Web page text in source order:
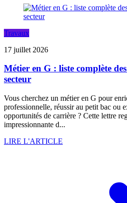
Travaux
17 juillet 2026
Métier en G : liste complète
secteur
Vous cherchez un métier en G pour
professionnelle, réussir au petit bac ou
opportunités de carrière ? Cette lettre
impressionnante d...
LIRE L'ARTICLE